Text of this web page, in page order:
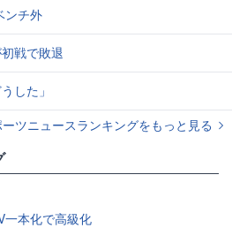
ンチ外
戦で敗退
した」
ツニュースランキングをもっと見る
一本化で高級化